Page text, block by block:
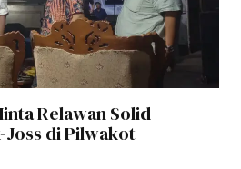
Relawan Solid
Joss di Pilwakot